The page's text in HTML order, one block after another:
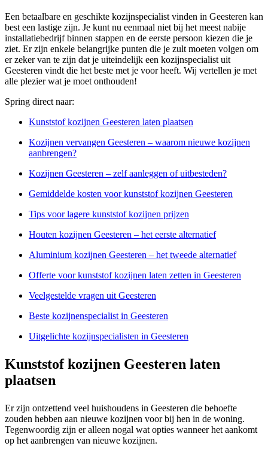
Een betaalbare en geschikte kozijnspecialist vinden in Geesteren kan
best een lastige zijn. Je kunt nu eenmaal niet bij het meest nabije
installatiebedrijf binnen stappen en de eerste persoon kiezen die je
ziet. Er zijn enkele belangrijke punten die je zult moeten volgen om
er zeker van te zijn dat je uiteindelijk een kozijnspecialist uit
Geesteren vindt die het beste met je voor heeft. Wij vertellen je met
alle plezier wat je moet onthouden!
Spring direct naar:
Kunststof kozijnen Geesteren laten plaatsen
Kozijnen vervangen Geesteren – waarom nieuwe kozijnen
aanbrengen?
Kozijnen Geesteren – zelf aanleggen of uitbesteden?
Gemiddelde kosten voor kunststof kozijnen Geesteren
Tips voor lagere kunststof kozijnen prijzen
Houten kozijnen Geesteren – het eerste alternatief
Aluminium kozijnen Geesteren – het tweede alternatief
Offerte voor kunststof kozijnen laten zetten in Geesteren
Veelgestelde vragen uit Geesteren
Beste kozijnenspecialist in Geesteren
Uitgelichte kozijnspecialisten in Geesteren
Kunststof kozijnen Geesteren laten
plaatsen
Er zijn ontzettend veel huishoudens in Geesteren die behoefte
zouden hebben aan nieuwe kozijnen voor bij hen in de woning.
Tegenwoordig zijn er alleen nogal wat opties wanneer het aankomt
op het aanbrengen van nieuwe kozijnen.